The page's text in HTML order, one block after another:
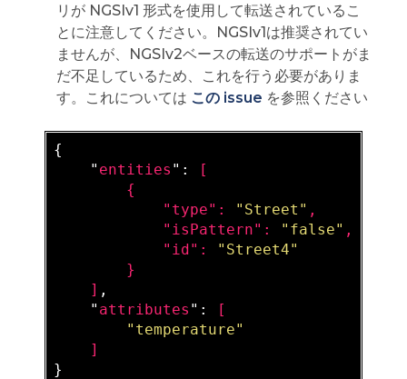
リが NGSIv1 形式を使用して転送されているこ
とに注意してください。NGSIv1は推奨されてい
ませんが、NGSIv2ベースの転送のサポートがま
だ不足しているため、これを行う必要がありま
す。これについては この issue を参照ください
{
    "
entities ":
[
        {
            "
type": "Street" ,
            "
isPattern": "false" ,
            "
id":
"Street4"
}
    ]
,
    "
attributes ":
[
"temperature"